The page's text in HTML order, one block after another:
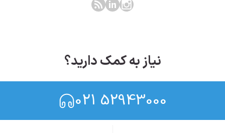
نیاز به کمک دارید؟
021 52943000